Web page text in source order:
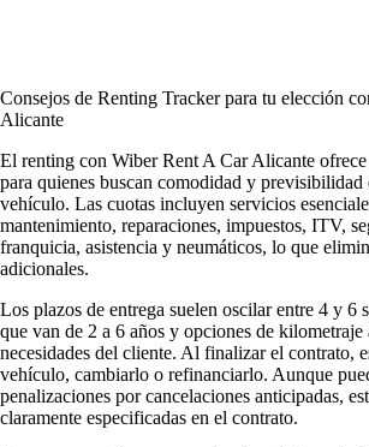
Consejos de Renting Tracker para tu elección
Alicante
El renting con Wiber Rent A Car Alicante
para quienes buscan comodidad y previsibilidad
vehículo. Las cuotas incluyen servicios
mantenimiento, reparaciones, impuestos, ITV,
franquicia, asistencia y neumáticos, lo que
adicionales.
Los plazos de entrega suelen oscilar entre 4 y 6
que van de 2 a 6 años y opciones de kilometraje
necesidades del cliente. Al finalizar el contrato,
vehículo, cambiarlo o refinanciarlo. Aunque
penalizaciones por cancelaciones anticipadas,
claramente especificadas en el contrato.